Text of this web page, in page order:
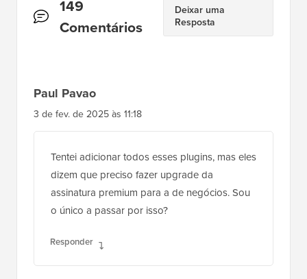
Interações
do
149
Comentários
Deixar uma
Resposta
Paul Pavao
3 de fev. de 2025 às 11:18
Tentei adicionar todos esses plugins, mas eles
dizem que preciso fazer upgrade da
assinatura premium para a de negócios. Sou
o único a passar por isso?
Responder